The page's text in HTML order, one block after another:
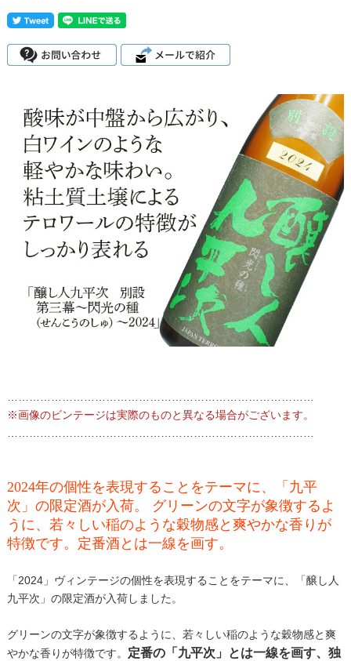
※画像のビンテージは実際のものと異なる場合がございます。
2024年の個性を表現することをテーマに、「九平
次」の限定酒が入荷。 グリーンの文字が象徴するよ
うに、若々しい稲のような穀物感と爽やかな香りが
特徴です。定番酒とは一線を画す。
「2024」ヴィンテージの個性を表現することをテーマに、「醸し人
九平次」の限定酒が入荷しました。
グリーンの文字が象徴するように、若々しい稲のような穀物感と爽
やかな香りが特徴です。 定番の「九平次」とは一線を画す、独